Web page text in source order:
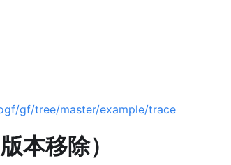
gf/tree/master/example/trace
本移除）